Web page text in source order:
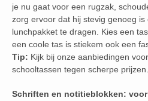
je nu gaat voor een rugzak,
zorg ervoor dat hij stevig genoeg
lunchpakket te dragen. Kies een
een coole tas is stiekem ook een
Tip: Kijk bij onze aanbiedingen
schooltassen tegen scherpe prijzen.
Schriften en notitieblokken: voor